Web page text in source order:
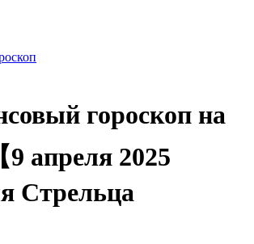
гороскоп на
9 апреля 2025
Стрельца